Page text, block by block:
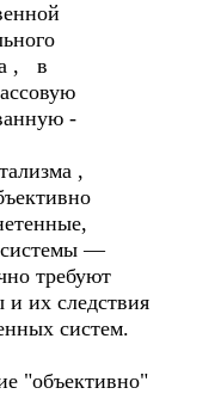
, в
-
,
системы —
требуют
их следствия
систем.